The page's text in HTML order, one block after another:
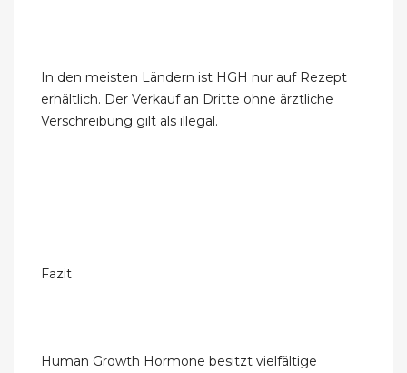
In den meisten Ländern ist HGH nur auf Rezept
erhältlich. Der Verkauf an Dritte ohne ärztliche
Verschreibung gilt als illegal.
Fazit
Human Growth Hormone besitzt vielfältige